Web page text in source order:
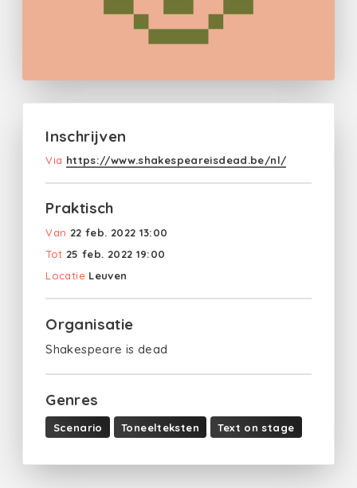
Inschrijven
Via https://www.shakespeareisdead.be/nl/
Praktisch
Van 22 feb. 2022 13:00
Tot 25 feb. 2022 19:00
Locatie Leuven
Organisatie
Shakespeare is dead
Genres
Scenario Toneelteksten Text on stage